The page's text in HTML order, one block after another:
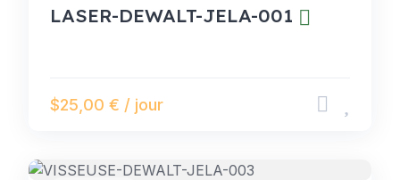
LASER-DEWALT-JELA-001
$25,00 € / jour